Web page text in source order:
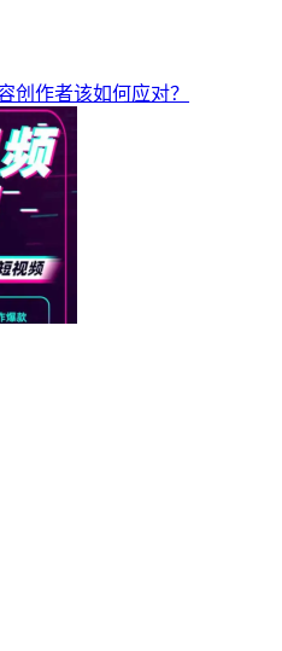
创作者该如何应对？